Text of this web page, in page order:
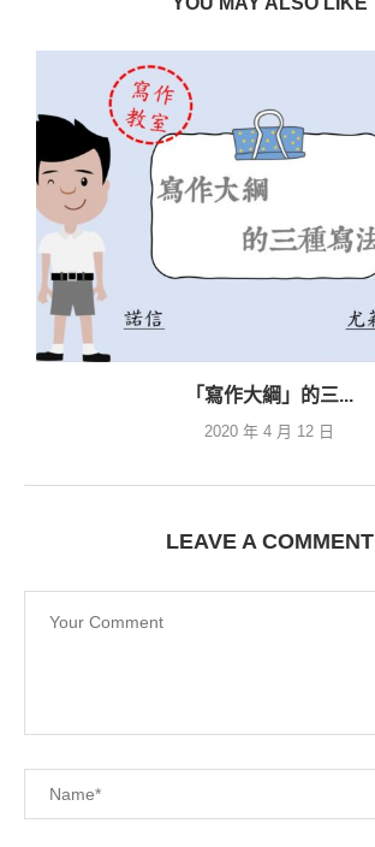
「寫作大綱」的三...
2020 年 4 月 12 日
LEAVE A COMMENT